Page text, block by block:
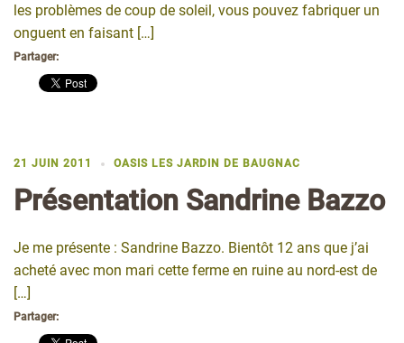
les problèmes de coup de soleil, vous pouvez fabriquer un
onguent en faisant […]
Partager:
21 JUIN 2011 OASIS LES JARDIN DE BAUGNAC
Présentation Sandrine Bazzo
Je me présente : Sandrine Bazzo. Bientôt 12 ans que j’ai
acheté avec mon mari cette ferme en ruine au nord-est de
[…]
Partager: